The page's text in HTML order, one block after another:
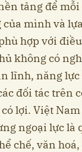
tảng để mỗi
mình và
hợp với
không có
lĩnh, năng
đối tác trên
lợi. Việt
ngoại lực là
chế, văn